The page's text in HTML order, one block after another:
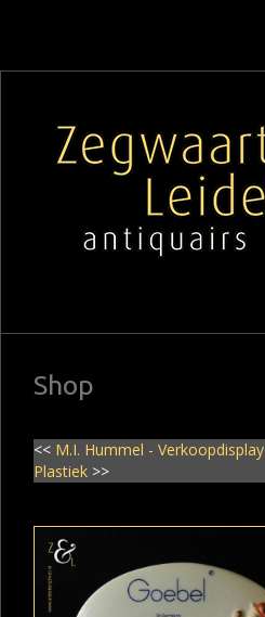
Shop
<< M.I. Hummel - Verkoopdisplay
Plastiek >>